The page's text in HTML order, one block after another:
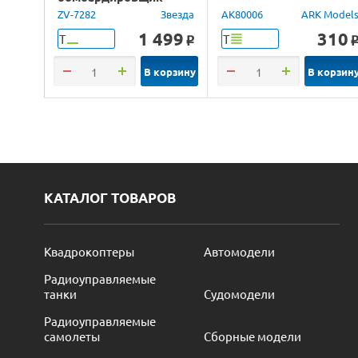
Юнкерс Ju-88, 1/72
ZV-7282 Звезда
Т 1 499 o
В корзину
AK80006 ARK Models
Т 310 o
В
КАТАЛОГ ТОВАРОВ
Квадрокоптеры
Автомодели
Радиоуправляемые
танки
Судомодели
Радиоуправляемые
самолеты
Сборные модели